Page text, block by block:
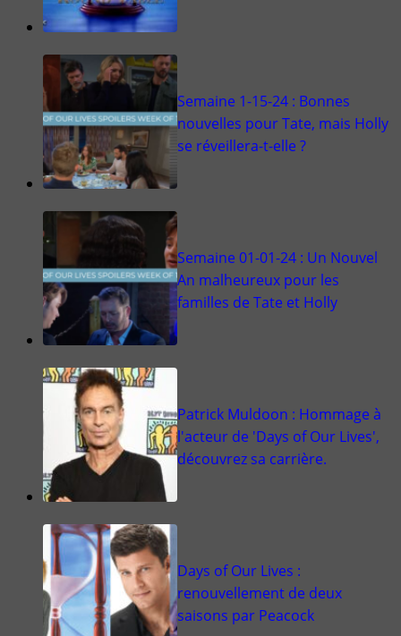
Semaine 1-15-24 : Bonnes
nouvelles pour Tate, mais Holly
se réveillera-t-elle ?
Semaine 01-01-24 : Un Nouvel
An malheureux pour les
familles de Tate et Holly
Patrick Muldoon : Hommage à
l'acteur de 'Days of Our Lives',
découvrez sa carrière.
Days of Our Lives :
renouvellement de deux
saisons par Peacock